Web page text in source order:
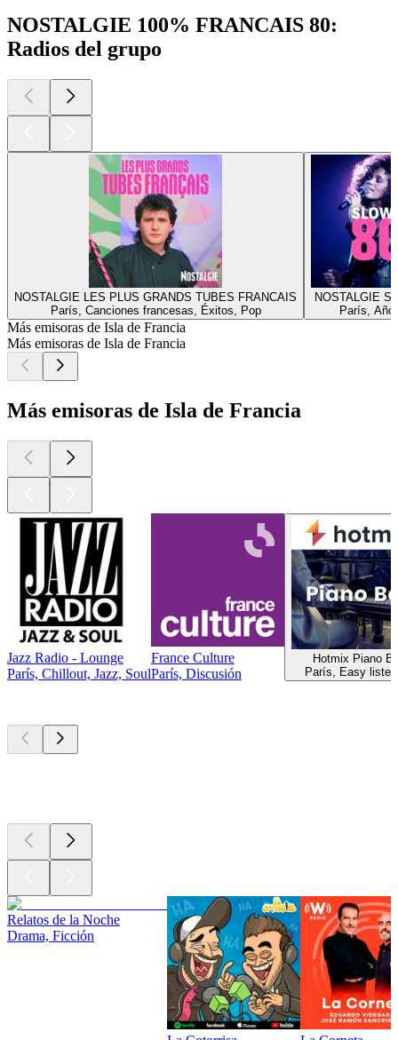
NOSTALGIE 100% FRANCAIS 80:
Radios del grupo
NOSTALGIE LES PLUS GRANDS TUBES FRANCAIS
París, Canciones francesas, Éxitos, Pop
NOSTALGIE
París,
Más emisoras de Isla de Francia
Más emisoras de Isla de Francia
Más emisoras de Isla de Francia
Jazz Radio - Lounge
París, Chillout, Jazz, Soul
France Culture
París, Discusión
Hotmix Piano
París, Easy
Relatos de la Noche
Drama, Ficción